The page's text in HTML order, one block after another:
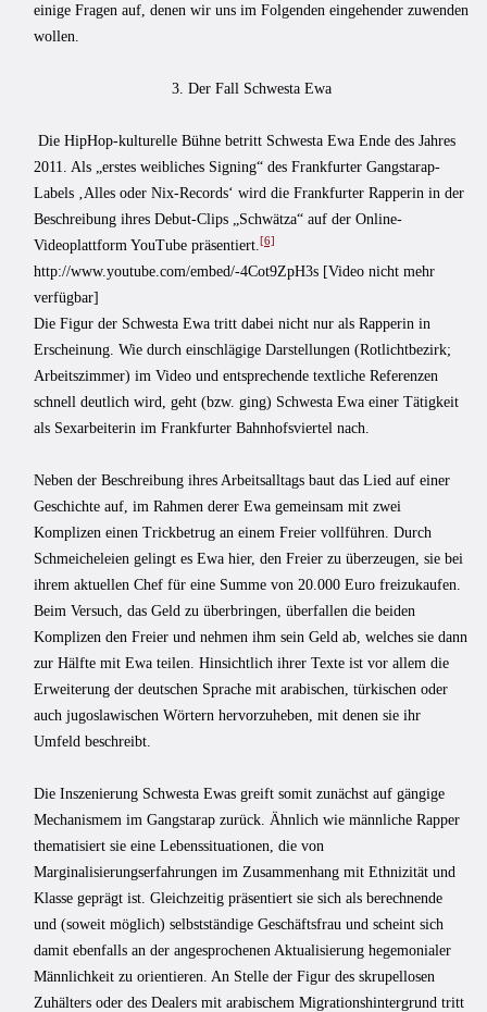
einige Fragen auf, denen wir uns im Folgenden eingehender zuwenden
wollen.
3. Der Fall Schwesta Ewa
Die HipHop-kulturelle Bühne betritt Schwesta Ewa Ende des Jahres
2011. Als „erstes weibliches Signing“ des Frankfurter Gangstarap-
Labels ‚Alles oder Nix-Records‘ wird die Frankfurter Rapperin in der
Beschreibung ihres Debut-Clips „Schwätza“ auf der Online-
Videoplattform YouTube präsentiert. [6]
http://www.youtube.com/embed/-4Cot9ZpH3s [Video nicht mehr
verfügbar]
Die Figur der Schwesta Ewa tritt dabei nicht nur als Rapperin in
Erscheinung. Wie durch einschlägige Darstellungen (Rotlichtbezirk;
Arbeitszimmer) im Video und entsprechende textliche Referenzen
schnell deutlich wird, geht (bzw. ging) Schwesta Ewa einer Tätigkeit
als Sexarbeiterin im Frankfurter Bahnhofsviertel nach.
Neben der Beschreibung ihres Arbeitsalltags baut das Lied auf einer
Geschichte auf, im Rahmen derer Ewa gemeinsam mit zwei
Komplizen einen Trickbetrug an einem Freier vollführen. Durch
Schmeicheleien gelingt es Ewa hier, den Freier zu überzeugen, sie bei
ihrem aktuellen Chef für eine Summe von 20.000 Euro freizukaufen.
Beim Versuch, das Geld zu überbringen, überfallen die beiden
Komplizen den Freier und nehmen ihm sein Geld ab, welches sie dann
zur Hälfte mit Ewa teilen. Hinsichtlich ihrer Texte ist vor allem die
Erweiterung der deutschen Sprache mit arabischen, türkischen oder
auch jugoslawischen Wörtern hervorzuheben, mit denen sie ihr
Umfeld beschreibt.
Die Inszenierung Schwesta Ewas greift somit zunächst auf gängige
Mechanismem im Gangstarap zurück. Ähnlich wie männliche Rapper
thematisiert sie eine Lebenssituationen, die von
Marginalisierungserfahrungen im Zusammenhang mit Ethnizität und
Klasse geprägt ist. Gleichzeitig präsentiert sie sich als berechnende
und (soweit möglich) selbstständige Geschäftsfrau und scheint sich
damit ebenfalls an der angesprochenen Aktualisierung hegemonialer
Männlichkeit zu orientieren. An Stelle der Figur des skrupellosen
Zuhälters oder des Dealers mit arabischem Migrationshintergrund tritt